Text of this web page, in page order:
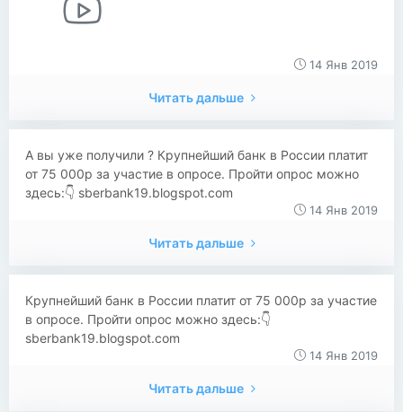
14 Янв 2019
Читать дальше
​​А вы уже получили ? Крупнейший банк в России платит
от 75 000р за участие в опросе. Пройти опрос можно
здесь:👇 sberbank19.blogspot.com
14 Янв 2019
Читать дальше
​​Крупнейший банк в России платит от 75 000р за участие
в опросе. Пройти опрос можно здесь:👇
sberbank19.blogspot.com
14 Янв 2019
Читать дальше